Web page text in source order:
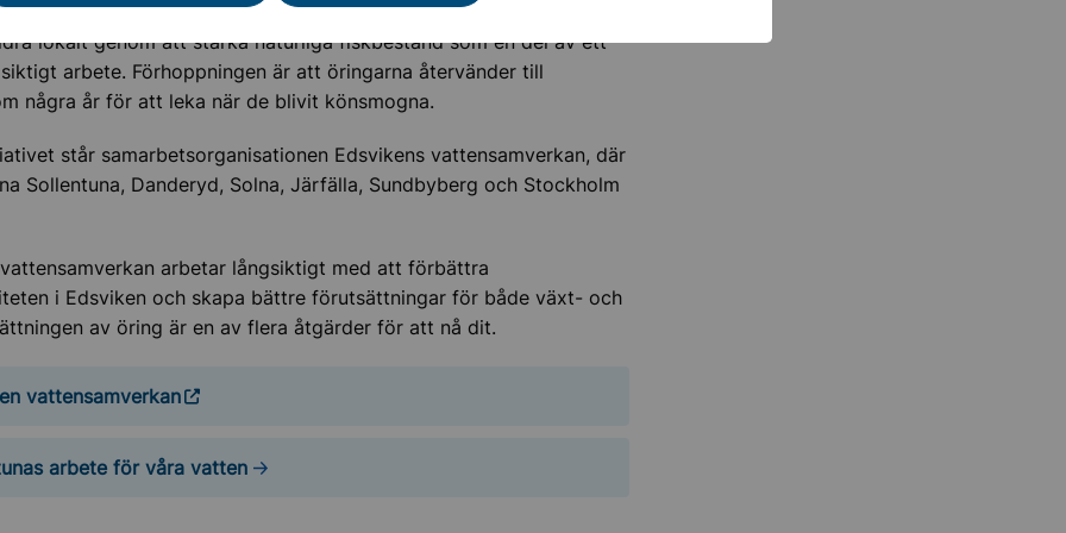
havsöring är ingen snabb lösning på Östersjöns miljöproblem,
lokalt genom att stärka naturliga fiskbestånd som en del av ett
arbete. Förhoppningen är att öringarna återvänder till
några år för att leka när de blivit könsmogna.
står samarbetsorganisationen Edsvikens vattensamverkan, där
Sollentuna, Danderyd, Solna, Järfälla, Sundbyberg och Stockholm
arbetar långsiktigt med att förbättra
i Edsviken och skapa bättre förutsättningar för både växt- och
av öring är en av flera åtgärder för att nå dit.
vattensamverkan
arbete för våra vatten